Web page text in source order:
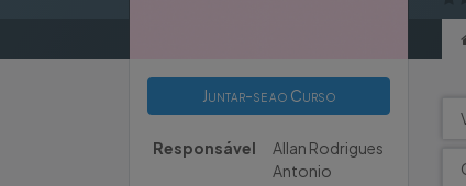
Juntar-se ao Curso
Responsável
Allan Rodrigues
Antonio